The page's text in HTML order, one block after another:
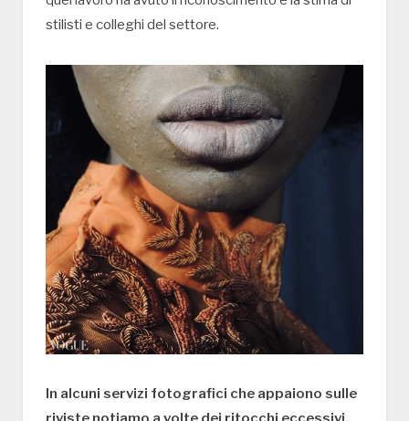
stilisti e colleghi del settore.
In alcuni servizi fotografici che appaiono sulle